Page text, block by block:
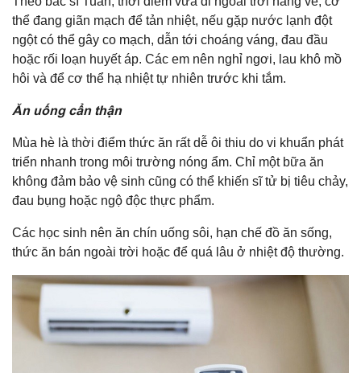
thể đang giãn mạch để tản nhiệt, nếu gặp nước lạnh đột
ngột có thể gây co mạch, dẫn tới choáng váng, đau đầu
hoặc rối loạn huyết áp. Các em nên nghỉ ngơi, lau khô mồ
hôi và để cơ thể hạ nhiệt tự nhiên trước khi tắm.
Ăn uống cẩn thận
Mùa hè là thời điểm thức ăn rất dễ ôi thiu do vi khuẩn phát
triển nhanh trong môi trường nóng ẩm. Chỉ một bữa ăn
không đảm bảo vệ sinh cũng có thể khiến sĩ tử bị tiêu chảy,
đau bụng hoặc ngộ độc thực phẩm.
Các học sinh nên ăn chín uống sôi, hạn chế đồ ăn sống,
thức ăn bán ngoài trời hoặc để quá lâu ở nhiệt độ thường.